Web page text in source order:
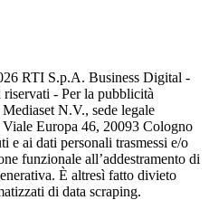
RTI S.p.A. Business Digital -
- Per la pubblicità
N.V., sede legale
Europa 46, 20093 Cologno
e ai dati personali trasmessi e/o
funzionale all’addestramento di
È altresì fatto divieto
di data scraping.